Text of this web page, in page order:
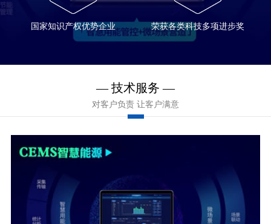
国家知识产权优势企业 荣获各类科技多项进步奖
— 技术服务 —
对客户负责 让客户满意